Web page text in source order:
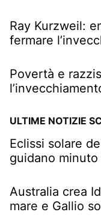
Ray Kurzweil:
fermare
Povertà e
ULTIME NOTIZIE
Eclissi solare
guidano
Australia crea
mare e Gallio